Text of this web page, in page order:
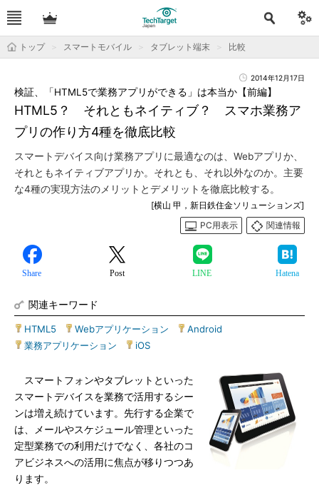
トップ スマートモバイル タブレット端末 比較
2014年12月17日
HTML5？ それともネイティブ？ スマホ業務ア
プリの作り方4種を徹底比較
検証、「HTML5で業務アプリができる」は本当か【前編】
スマートデバイス向け業務アプリに最適なのは、Webアプリか、
それともネイティブアプリか。それとも、それ以外なのか。主要
な4種の実現方法のメリットとデメリットを徹底比較する。
[横山 甲，新日鉄住金ソリューションズ]
PC用表示
関連情報
Share Post LINE Hatena
関連キーワード
HTML5 Webアプリケーション Android
業務アプリケーション
iOS
スマートフォンやタブレットといった
スマートデバイスを業務で活用するシー
ンは増え続けています。先行する企業で
は、メールやスケジュール管理といった
定型業務での利用だけでなく、各社のコ
アビジネスへの活用に焦点が移りつつあ
ります。